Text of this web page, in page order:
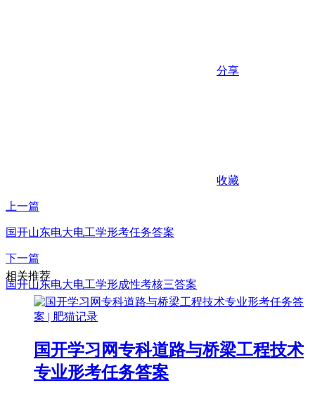
分享
收藏
上一篇
国开山东电大电工学形考任务答案
下一篇
国开山东电大电工学形成性考核三答案
相关推荐
国开学习网专科道路与桥梁工程技术
专业形考任务答案